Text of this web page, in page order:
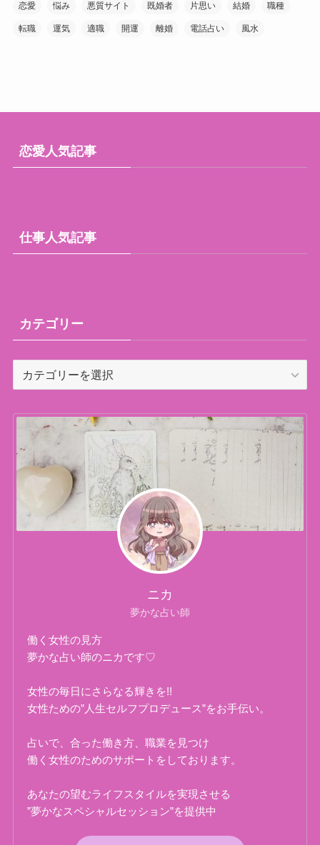
恋愛 悩み 悪質サイト 既婚者 片思い 結婚 職種
転職 運気 適職 開運 離婚 電話占い 風水
恋愛人気記事
仕事人気記事
カテゴリー
リ
ニカ
夢かな占い師
働く女性の見方
夢かな占い師のニカです♡
女性の毎日にさらなる輝きを!!
女性ための”人生セルフプロデュース”をお手伝い。
占いで、合った働き方、職業を見つけ
働く女性のためのサポートをしております。
あなたの望むライフスタイルを実現させる
”夢かなスペシャルセッション”を提供中